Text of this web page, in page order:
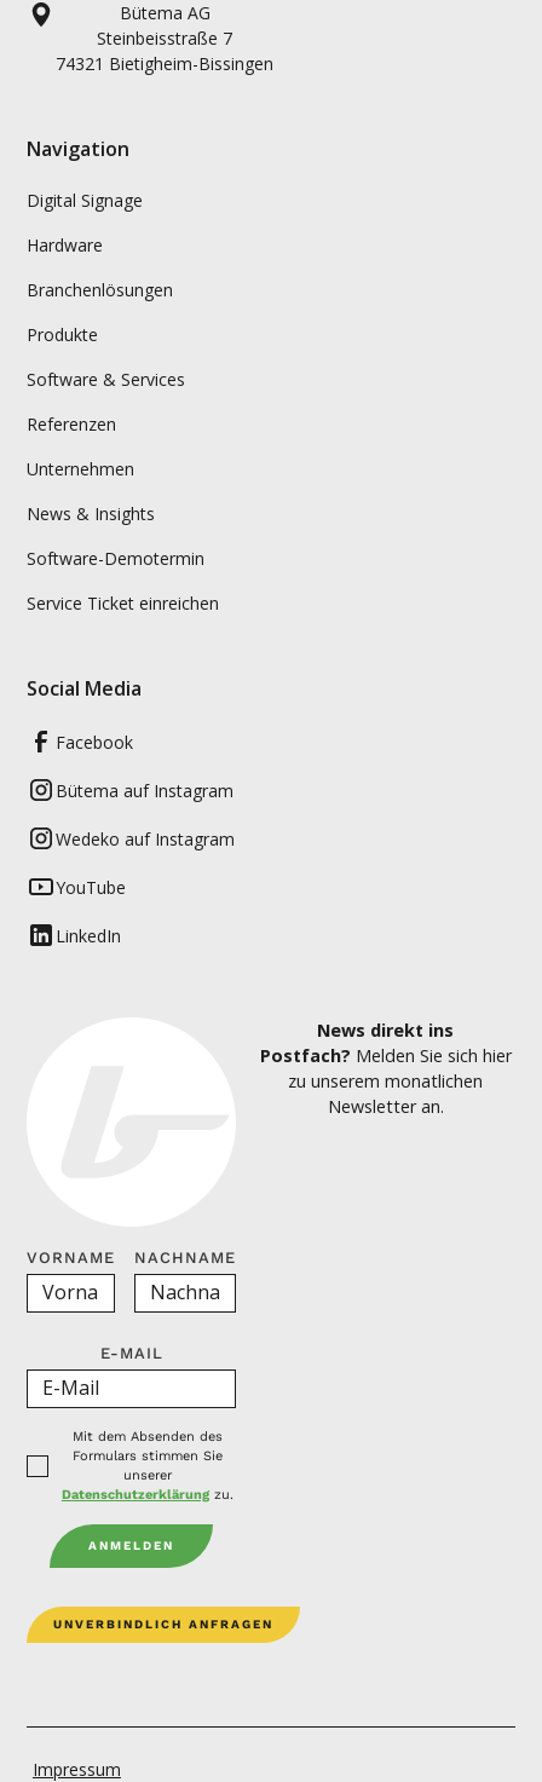
Bütema AG
Steinbeisstraße 7
74321 Bietigheim-Bissingen
Navigation
Digital Signage
Hardware
Branchenlösungen
Produkte
Software & Services
Referenzen
Unternehmen
News & Insights
Software-Demotermin
Service Ticket einreichen
Social Media
Facebook
Bütema auf Instagram
Wedeko auf Instagram
YouTube
LinkedIn
News direkt ins
Postfach? Melden Sie sich hier
zu unserem monatlichen
Newsletter an.
VORNAME NACHNAME
E-MAIL
Mit dem Absenden des
Formulars stimmen Sie
unserer
Datenschutzerklärungzu.
UNVERBINDLICH ANFRAGEN
Impressum